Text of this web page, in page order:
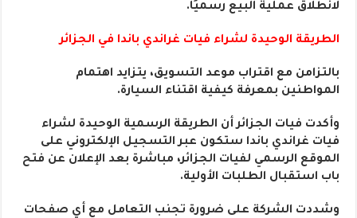
لانطلاق عملية البيع رسميًا.
الطريقة الوحيدة لشراء فيات غراندي باندا في الجزائر
بالتزامن مع اقتراب موعد التسويق، يتزايد اهتمام
المواطنين بمعرفة كيفية اقتناء السيارة.
وأكدت فيات الجزائر أن الطريقة الرسمية الوحيدة لشراء
فيات غراندي باندا ستكون عبر التسجيل الإلكتروني على
الموقع الرسمي لفيات الجزائر، مباشرة بعد الإعلان عن فتح
باب استقبال الطلبات الأولية.
وشددت الشركة على ضرورة تجنب التعامل مع أي صفحات